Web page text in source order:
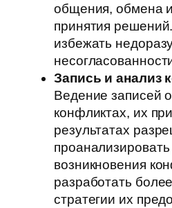
общения, обмена
принятия
избежать
Запись и анализ
Ведение записей
конфликтах, их
результатах
возникновения
разработать
стратегии их